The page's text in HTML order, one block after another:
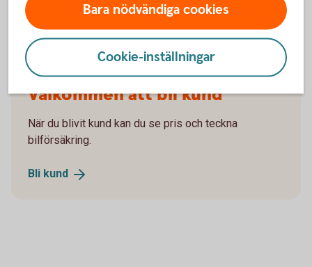
Vilka bilar har en vagnskadegaranti?
Välkommen att bli kund
När du blivit kund kan du se pris och teckna
bilförsäkring.
Bli kund
Bara nödvändiga cookies
Cookie-inställningar